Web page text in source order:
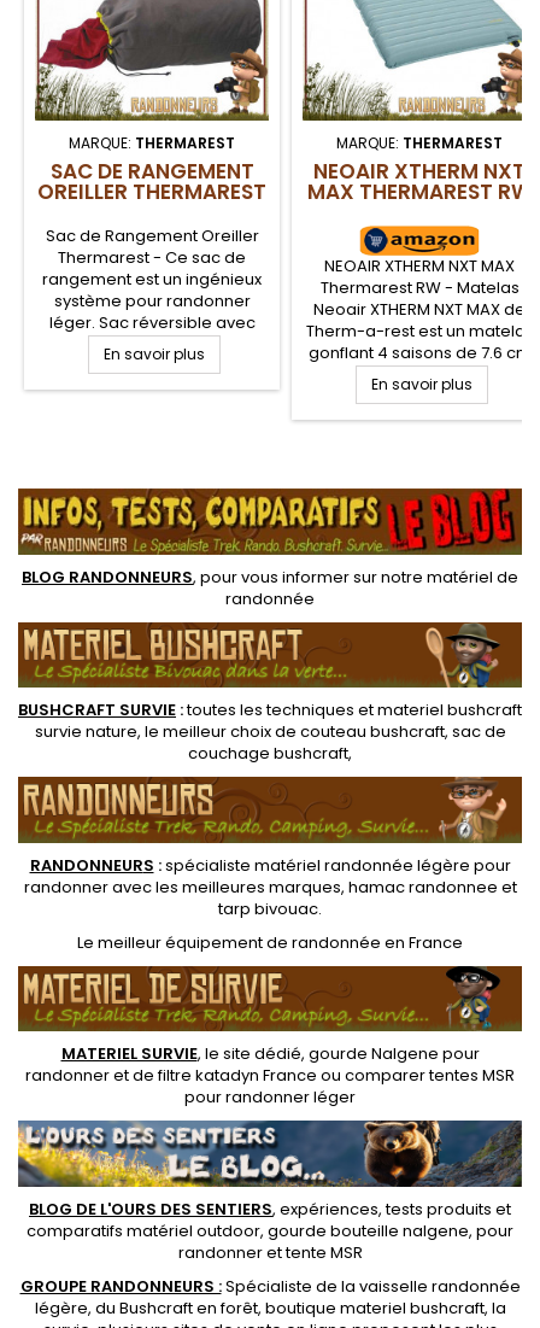
MARQUE: THERMAREST
SAC DE RANGEMENT
OREILLER THERMAREST
Sac de Rangement Oreiller
Thermarest - Ce sac de
rangement est un ingénieux
système pour randonner
léger. Sac réversible avec
lanyard de fermeture, le
StuffSack Thermarest sert
d'un côté d'oreiller doux et
en polaire de ce sac permet
de le...
En savoir plus
MARQUE: THERMAREST
NEOAIR XTHERM NXT
MAX THERMAREST RW
NEOAIR XTHERM NXT MAX
Thermarest RW - Matelas
Neoair XTHERM NXT MAX de
Therm-a-rest est un matelas
gonflant 4 saisons de 7.6 cm
d'épaisseur, avec sa valeur R
de 7.3. Ultra léger, robuste et
compact, le matelas
et randonnée légère en
saisons froides. Le
Thermarest Neoair Xtherm
NXT Max offre le confort...
En savoir plus
BLOG RANDONNEURS, pour vous informer sur notre matériel de
randonnée
BUSHCRAFT SURVIE :toutes les techniques etmateriel bushcraft
survie nature, le meilleur choix de couteau bushcraft, sac de
couchage bushcraft,
RANDONNEURS :spécialiste matériel randonnée légère pour
randonner avec les meilleures marques, hamac randonnee et
tarp bivouac.
Le meilleur équipement de randonnée en France
MATERIEL SURVIE, le site dédié, gourde Nalgene pour
randonneret defiltre katadyn France ou comparer tentes MSR
pour randonner léger
BLOG DE L'OURS DES SENTIERS, expériences, tests produits et
comparatifs matériel outdoor, gourde bouteille nalgene, pour
randonner ettente MSR
GROUPE RANDONNEURS :Spécialiste de la vaisselle randonnée
légère, du Bushcraft en forêt, boutique materiel bushcraft, la